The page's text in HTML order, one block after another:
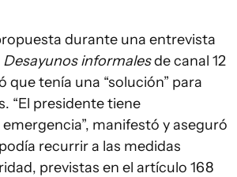
durante una entrevista
Desayunos informalesde canal 12
que tenía una “solución” para
“El presidente tiene
manifestó y aseguró
recurrir a las medidas
previstas en el artículo 168